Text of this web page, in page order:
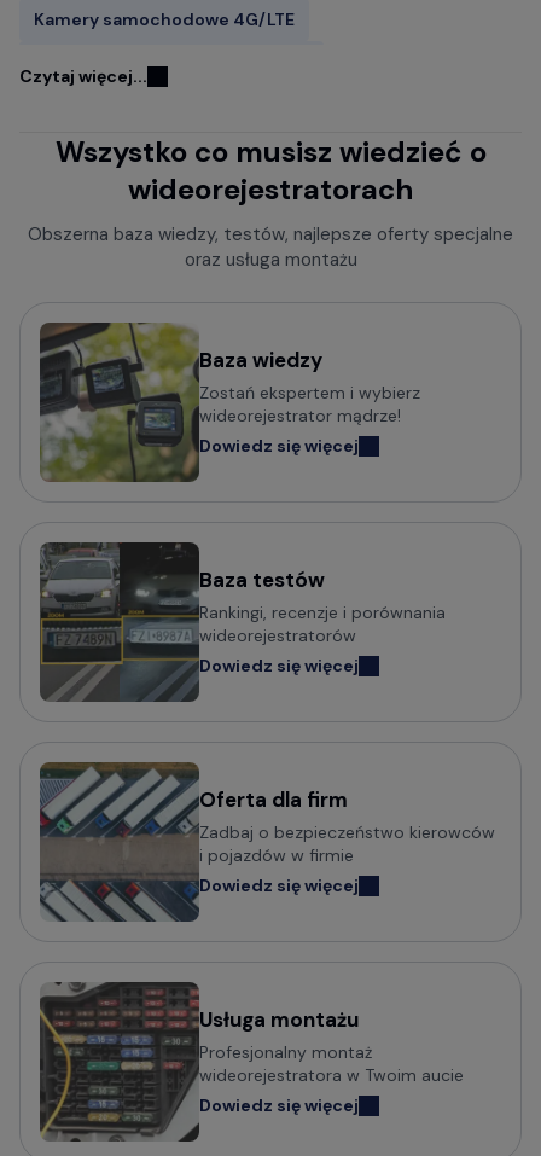
Kamery samochodowe 4G/LTE
Kamery samochodowe FITCAMX
Wideorejestratory w lusterku wstecznym
Rejestratory jazdy z kamerą cofania
Kamery samochodowe z trybem parkingowym
Rejestratory trasy z czujnikiem ruchu
Mini kamery do samochodu - małe i dyskretne
Kamery samochodowe z obsługą komend głosowych
Wideorejestratory klasy Premium
Kamery samochodowe odczytujące tablice w nocy (z
Popularni producenci kamer
samochodowych
Wideorejestratory VIOFO
Wideorejestratory 70mai
Wideorejestratory FITCAMX
Wideorejestratory BlackVue
Wideorejestratory FineVu
Wideorejestratory MBG Line
Potrzebujesz porady w wyborze
wideorejestratora?
Sprawdź praktyczny poradnik o tym na co zwrócić
Czytaj więcej...
Wszystko co musisz wiedzieć o
wideorejestratorach
Obszerna baza wiedzy, testów, najlepsze oferty specjalne
oraz usługa montażu
Baza wiedzy
Zostań ekspertem i wybierz
wideorejestrator mądrze!
Dowiedz się więcej
Baza testów
Rankingi, recenzje i porównania
wideorejestratorów
Dowiedz się więcej
Oferta dla firm
Zadbaj o bezpieczeństwo kierowców
i pojazdów w firmie
Dowiedz się więcej
Usługa montażu
Profesjonalny montaż
wideorejestratora w Twoim aucie
Dowiedz się więcej